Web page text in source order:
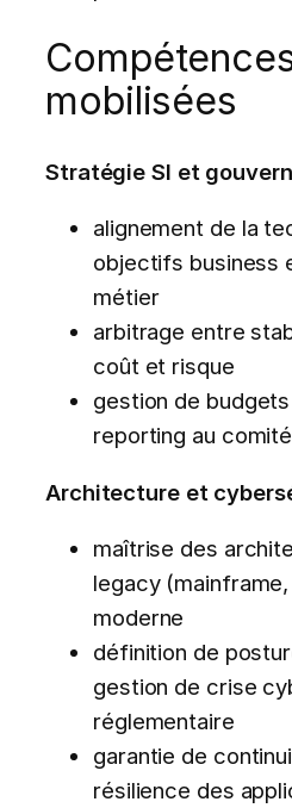
mobilisées
Stratégie SI et
alignement de la
objectifs business
métier
arbitrage entre
coût et risque
gestion de
reporting au
Architecture et
maîtrise des
legacy
moderne
définition de
gestion de crise
réglementaire
garantie de
résilience des